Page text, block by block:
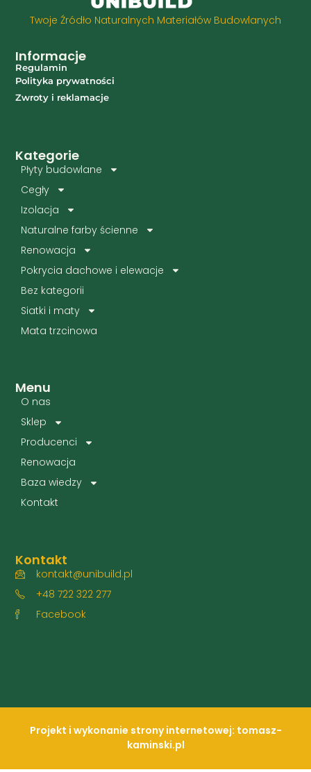
Twoje Źródło Naturalnych Materiałów Budowlanych
Menu
O nas
Sklep
Producenci
Renowacja
Baza wiedzy
Kontakt
Kategorie
Płyty budowlane
Cegły
Izolacja
Naturalne farby ścienne
Renowacja
Pokrycia dachowe i elewacje
Bez kategorii
Siatki i maty
Mata trzcinowa
Kontakt
kontakt@unibuild.pl
+48 722 322 277
Facebook
Informacje
Regulamin
Polityka prywatności
Zwroty i reklamacje
Projekt i wykonanie strony internetowej: tomasz-
kaminski.pl